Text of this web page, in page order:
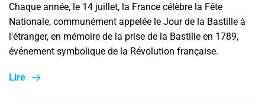
Chaque année, le 14 juillet, la France célèbre la Fête
Nationale, communément appelée le Jour de la Bastille à
l'étranger, en mémoire de la prise de la Bastille en 1789,
événement symbolique de la Révolution française.
Lire